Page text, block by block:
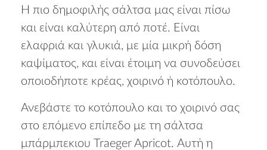
Η πιο δημοφιλής σάλτσα μας είναι πίσω
και είναι καλύτερη από ποτέ. Είναι
ελαφριά και γλυκιά, με μία μικρή δόση
καψίματος, και είναι έτοιμη να συνοδεύσει
οποιοδήποτε κρέας, χοιρινό ή κοτόπουλο.
Ανεβάστε το κοτόπουλο και το χοιρινό σας
στο επόμενο επίπεδο με τη σάλτσα
μπάρμπεκιου Traeger Apricot. Αυτή η